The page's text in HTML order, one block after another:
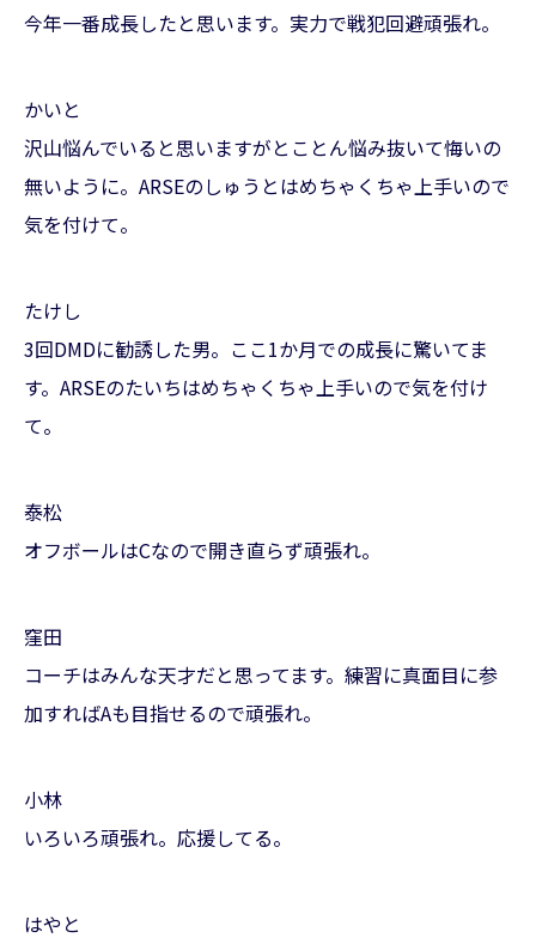
今年一番成長したと思います。実力で戦犯回避頑張れ。
かいと
沢山悩んでいると思いますがとことん悩み抜いて悔いの
無いように。ARSEのしゅうとはめちゃくちゃ上手いので
気を付けて。
たけし
3回DMDに勧誘した男。ここ1か月での成長に驚いてま
す。ARSEのたいちはめちゃくちゃ上手いので気を付け
て。
泰松
オフボールはCなので開き直らず頑張れ。
窪田
コーチはみんな天才だと思ってます。練習に真面目に参
加すればAも目指せるので頑張れ。
小林
いろいろ頑張れ。応援してる。
はやと